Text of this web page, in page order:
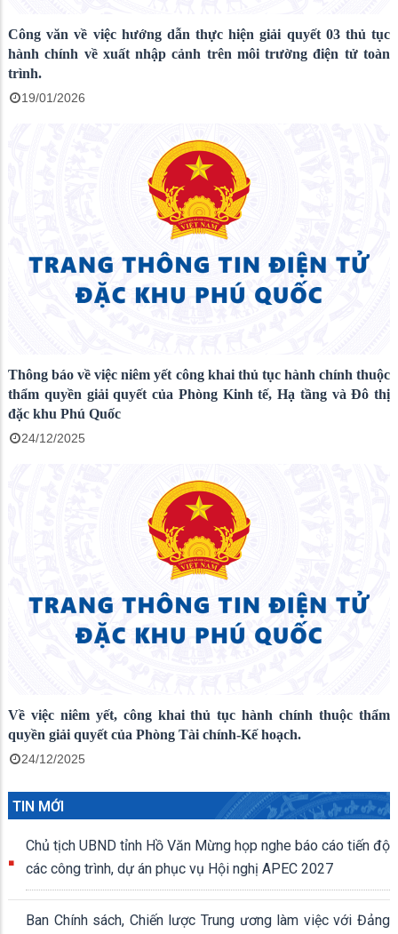
Công văn về việc hướng dẫn thực hiện giải quyết 03 thủ tục
hành chính về xuất nhập cảnh trên môi trường điện tử toàn
trình.
19/01/2026
Thông báo về việc niêm yết công khai thủ tục hành chính thuộc
thẩm quyền giải quyết của Phòng Kinh tế, Hạ tầng và Đô thị
đặc khu Phú Quốc
24/12/2025
Về việc niêm yết, công khai thủ tục hành chính thuộc thẩm
quyền giải quyết của Phòng Tài chính-Kế hoạch.
24/12/2025
TIN MỚI
Chủ tịch UBND tỉnh Hồ Văn Mừng họp nghe báo cáo tiến độ
các công trình, dự án phục vụ Hội nghị APEC 2027
Ban Chính sách, Chiến lược Trung ương làm việc với Đảng